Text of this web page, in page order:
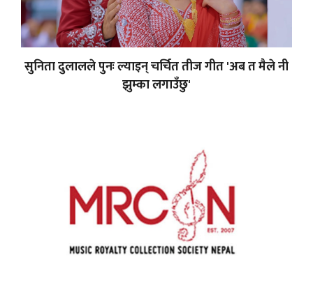
सुनिता दुलालले पुनः ल्याइन् चर्चित तीज गीत 'अब त मैले नी
झुम्का लगाउँछु'